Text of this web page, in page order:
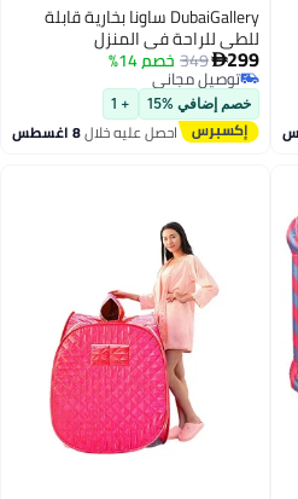
DubaiGallery ساونا بخارية قابلة
للطي للراحة في المنزل
349خصم 14%
توصيل مجاني
توصيل مجاني
خصم إضافي %15 + 1
احصل عليه خلال8 اغسطس